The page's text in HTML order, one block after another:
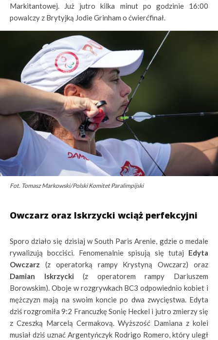
Markitantowej. Już jutro kilka minut po godzinie 16:00
powalczy z Brytyjką Jodie Grinham o ćwierćfinał.
Fot. Tomasz Markowski/Polski Komitet Paralimpijski
Owczarz oraz Iskrzycki wciąż perfekcyjni
Sporo działo się dzisiaj w South Paris Arenie, gdzie o medale
rywalizują bocciści. Fenomenalnie spisują się tutaj Edyta
Owczarz (z operatorką rampy Krystyną Owczarz) oraz
Damian Iskrzycki (z operatorem rampy Dariuszem
Borowskim). Oboje w rozgrywkach BC3 odpowiednio kobiet i
mężczyzn mają na swoim koncie po dwa zwycięstwa. Edyta
dziś rozgromiła 9:2 Francuzkę Sonię Heckel i jutro zmierzy się
z Czeszką Marcelą Cermakovą. Wyższość Damiana z kolei
musiał dziś uznać Argentyńczyk Rodrigo Romero, który uległ